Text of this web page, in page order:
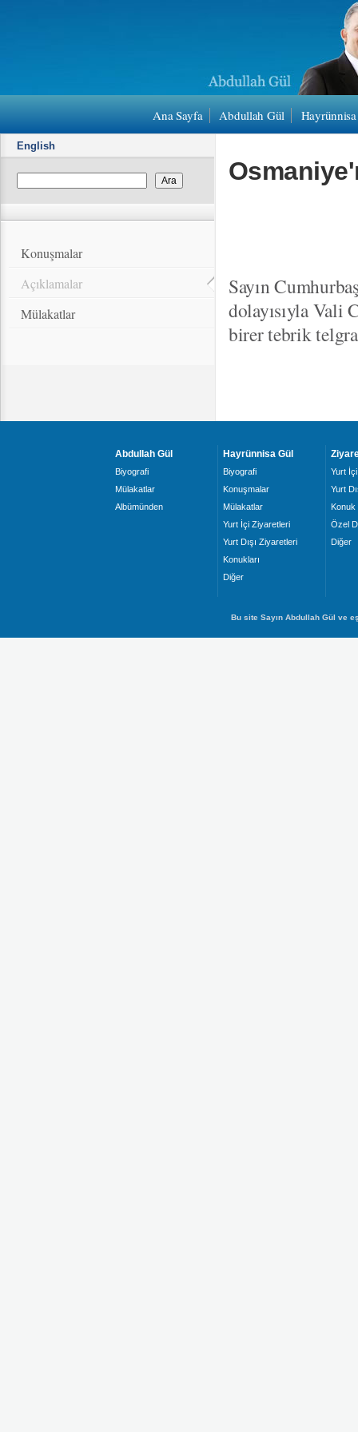
Ana Sayfa Abdullah Gül
English
Konuşmalar
Açıklamalar
Mülakatlar
Sayın
dolayısıyla Vali
birer tebrik
Abdullah Gül
Biyografi
Mülakatlar
Albümünden
Hayrünnisa Gül
Biyografi
Konuşmalar
Mülakatlar
Yurt İçi Ziyaretleri
Yurt Dışı Ziyaretleri
Konukları
Diğer
Yurt İçi
Yurt
Konuk
Özel
Diğer
Bu site Sayın Abdullah Gül ve